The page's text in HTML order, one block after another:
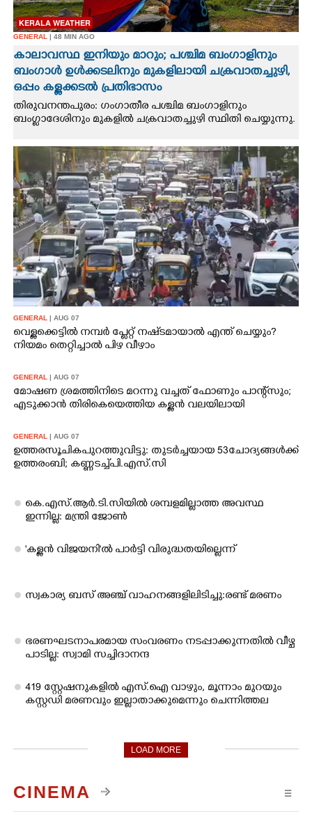
KERALA WEATHER
GENERAL | 48 MIN AGO
കാലാവസ്ഥ ഇനിയും മാറും; പശ്ചിമ ബംഗാളിനും
ബംഗാൾ ഉൾക്കടലിനും മുകളിലായി ചക്രവാതച്ചുഴി,
ഒപ്പം കള്ളക്കടൽ പ്രതിഭാസം
തിരുവനന്തപുരം: ഗംഗാതീര പശ്ചിമ ബംഗാളിനും
ബംഗ്ലാദേശിനും മുകളിൽ ചക്രവാതച്ചുഴി സ്ഥിതി ചെയ്യുന്നു.
GENERAL | AUG 07
വെള്ളക്കെട്ടിൽ നമ്പർ പ്ലേറ്റ് നഷ്‌ടമായാൽ എന്ത് ചെയ്യും?
നിയമം തെറ്റിച്ചാൽ പിഴ വീഴാം
GENERAL | AUG 07
മോഷണ ശ്രമത്തിനിടെ മറന്നു വച്ചത് ഫോണും പാന്റ്സും;
എടുക്കാൻ തിരികെയെത്തിയ കള്ളൻ വലയിലായി
GENERAL | AUG 07
ഉത്തരസൂചിക പുറത്തുവിട്ടു: തുടർച്ചയായ 53 ചോദ്യങ്ങൾക്ക്
ഉത്തരം ബി; കണ്ണടച്ച് പി.എസ്.സി
കെ.എസ്.ആർ.ടി.സിയിൽ ശമ്പളമില്ലാത്ത അവസ്ഥ
ഇന്നില്ല: മന്ത്രി ജോൺ
'കള്ളൻ വിജയനി'ൽ പാർട്ടി വിരുദ്ധതയില്ലെന്ന്
സ്വകാര്യ ബസ് അഞ്ച് വാഹനങ്ങളിലിടിച്ചു:രണ്ട് മരണം
ഭരണഘടനാപരമായ സംവരണം നടപ്പാക്കുന്നതിൽ വീഴ്ച
പാടില്ല: സ്വാമി സച്ചിദാനന്ദ
419 സ്റ്റേഷനുകളിൽ എസ്.ഐ വാഴും, മൂന്നാം മുറയും
കസ്റ്റഡി മരണവും ഇല്ലാതാക്കുമെന്നും ചെന്നിത്തല
LOAD MORE
CINEMA ☰